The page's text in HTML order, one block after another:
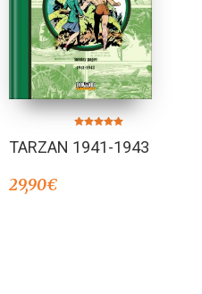
5.00
de 5
TARZAN 1941-1943
29,90€